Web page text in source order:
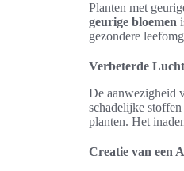
Planten met
geurige bloemen
gezondere
Verbeterde
De aanwezigheid
schadelijke
planten. Het
Creatie van een